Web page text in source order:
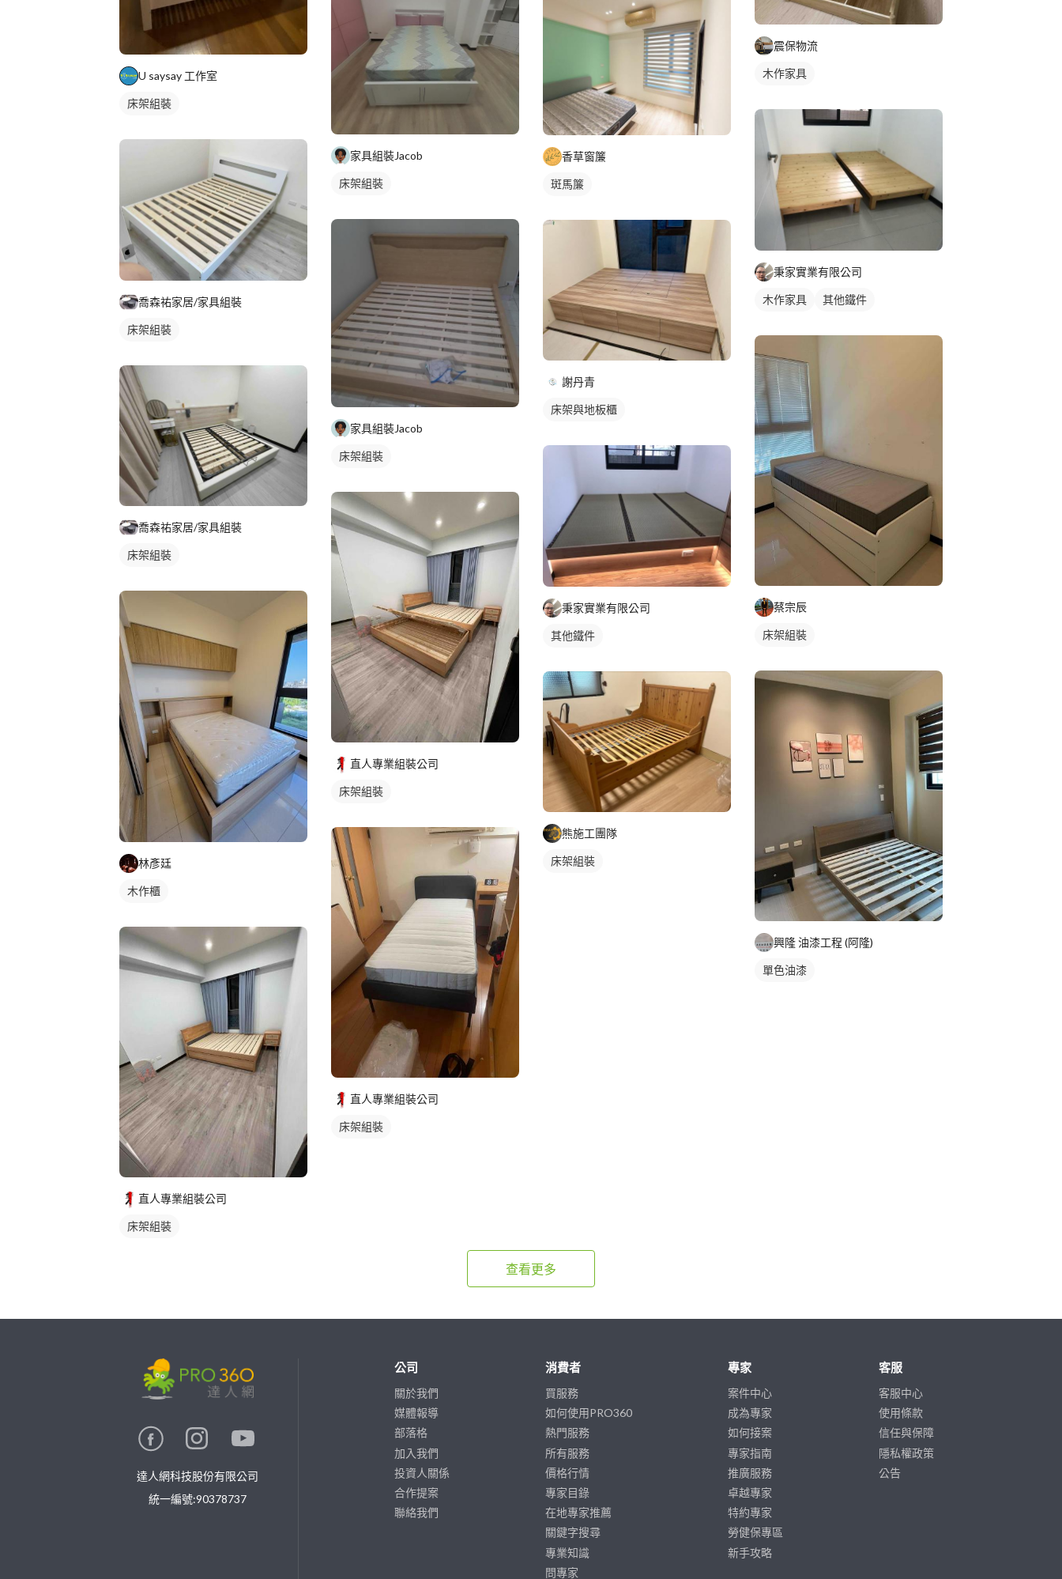
U saysay 工作室
床架組裝
喬森祐家居/家具組裝
床架組裝
喬森祐家居/家具組裝
床架組裝
林彥廷
木作櫃
直人專業組裝公司
床架組裝
家具組裝Jacob
床架組裝
家具組裝Jacob
床架組裝
直人專業組裝公司
床架組裝
直人專業組裝公司
床架組裝
香草窗簾
斑馬簾
謝丹青
床架與地板櫃
秉家實業有限公司
其他鐵件
熊施工團隊
床架組裝
震保物流
木作家具
秉家實業有限公司
木作家具 其他鐵件
蔡宗辰
床架組裝
興隆 油漆工程 (阿隆)
單色油漆
查看更多
達人網科技股份有限公司
統一編號:90378737
公司
關於我們
媒體報導
部落格
加入我們
投資人關係
合作提案
聯絡我們
消費者
買服務
如何使用PRO360
熱門服務
所有服務
價格行情
專家目錄
在地專家推薦
關鍵字搜尋
專業知識
問專家
專家
案件中心
成為專家
如何接案
專家指南
推廣服務
卓越專家
特約專家
勞健保專區
新手攻略
客服
客服中心
使用條款
信任與保障
隱私權政策
公告